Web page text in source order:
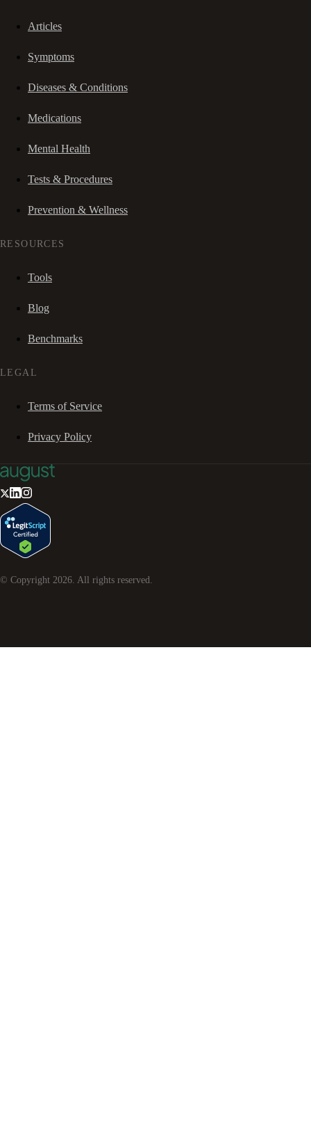
Articles
Symptoms
Diseases & Conditions
Medications
Mental Health
Tests & Procedures
Prevention & Wellness
RESOURCES
Tools
Blog
Benchmarks
LEGAL
Terms of Service
Privacy Policy
© Copyright 2026. All rights reserved.